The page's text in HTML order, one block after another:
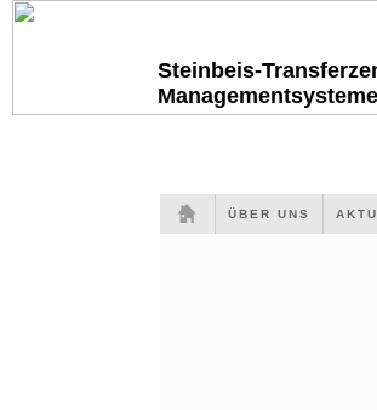
Steinbeis-
Managementsysteme
ÜBER UNS